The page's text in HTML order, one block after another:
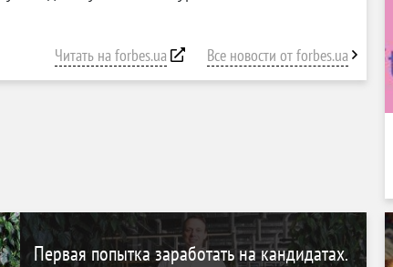
Читать на forbes.ua Все новости от forbes.ua
Первая попытка заработать на кандидатах.